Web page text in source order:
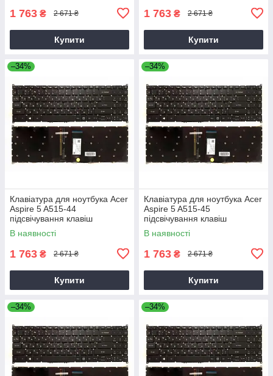
1 763 ₴ 2 671 ₴
Купити
1 763 ₴ 2 671 ₴
Купити
–34%
Клавіатура для ноутбука Acer
Aspire 5 A515-44
підсвічування клавіш
В наявності
1 763 ₴ 2 671 ₴
Купити
–34%
Клавіатура для ноутбука Acer
Aspire 5 A515-45
підсвічування клавіш
В наявності
1 763 ₴ 2 671 ₴
Купити
–34% –34%